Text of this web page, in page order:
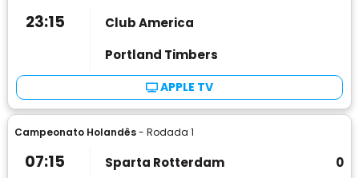
23:15
Club America
Portland Timbers
APPLE TV
Campeonato Holandês- Rodada 1
07:15 Sparta Rotterdam
0